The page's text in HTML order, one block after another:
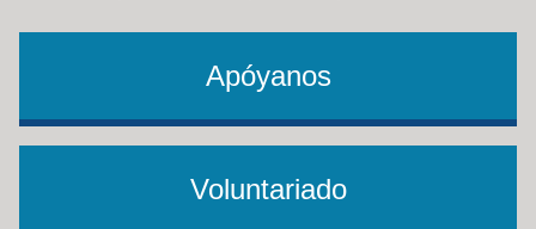
Apóyanos
Voluntariado